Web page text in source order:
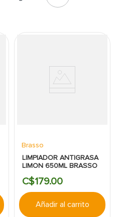
Brasso
LIMPIADOR ANTIGRASA
LIMON 650ML BRASSO
C$179.00
Añadir al carrito
abanico